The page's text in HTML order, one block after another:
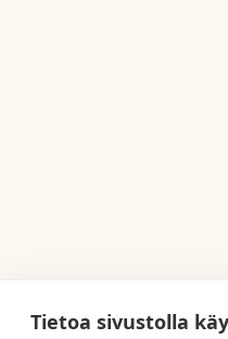
Tietoa sivustolla